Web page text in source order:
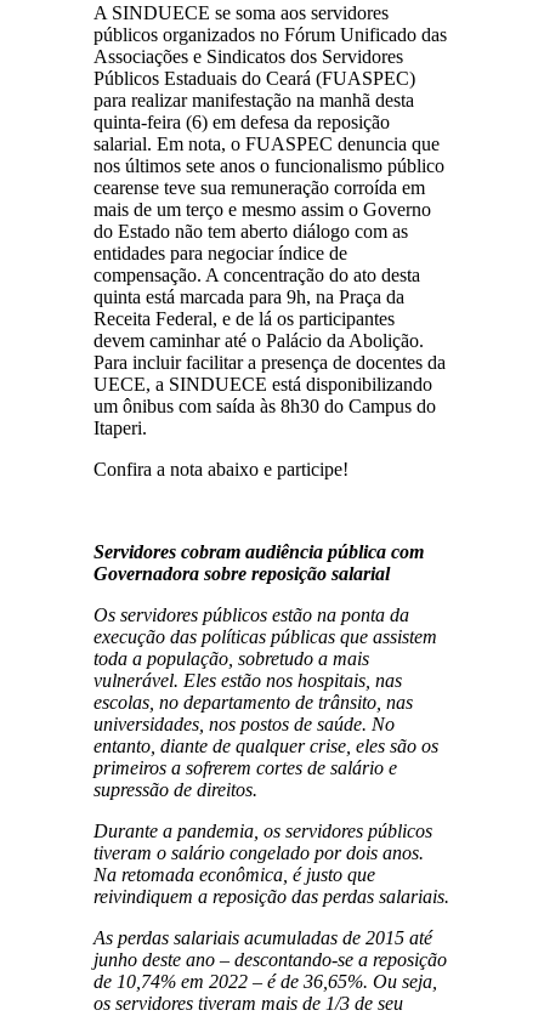
A SINDUECE se soma aos servidores
públicos organizados no Fórum Unificado das
Associações e Sindicatos dos Servidores
Públicos Estaduais do Ceará (FUASPEC)
para realizar manifestação na manhã desta
quinta-feira (6) em defesa da reposição
salarial. Em nota, o FUASPEC denuncia que
nos últimos sete anos o funcionalismo público
cearense teve sua remuneração corroída em
mais de um terço e mesmo assim o Governo
do Estado não tem aberto diálogo com as
entidades para negociar índice de
compensação. A concentração do ato desta
quinta está marcada para 9h, na Praça da
Receita Federal, e de lá os participantes
devem caminhar até o Palácio da Abolição.
Para incluir facilitar a presença de docentes da
UECE, a SINDUECE está disponibilizando
um ônibus com saída às 8h30 do Campus do
Itaperi.
Confira a nota abaixo e participe!
Servidores cobram audiência pública com
Governadora sobre reposição salarial
Os servidores públicos estão na ponta da
execução das políticas públicas que assistem
toda a população, sobretudo a mais
vulnerável. Eles estão nos hospitais, nas
escolas, no departamento de trânsito, nas
universidades, nos postos de saúde. No
entanto, diante de qualquer crise, eles são os
primeiros a sofrerem cortes de salário e
supressão de direitos.
Durante a pandemia, os servidores públicos
tiveram o salário congelado por dois anos.
Na retomada econômica, é justo que
reivindiquem a reposição das perdas salariais.
As perdas salariais acumuladas de 2015 até
junho deste ano – descontando-se a reposição
de 10,74% em 2022 – é de 36,65%. Ou seja,
os servidores tiveram mais de 1/3 de seu